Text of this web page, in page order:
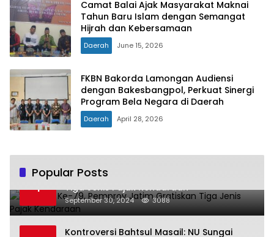
Camat Balai Ajak Masyarakat Maknai
Tahun Baru Islam dengan Semangat
Hijrah dan Kebersamaan
Daerah June 15, 2026
FKBN Bakorda Lamongan Audiensi
dengan Bakesbangpol, Perkuat Sinergi
Program Bela Negara di Daerah
Daerah April 28, 2026
Popular Posts
1
Hari Jadi Ke-79, Pemprov Jatim Gratiskan
Tiga Jenis Pajak Kendaraan
September 30, 2024 3088
Kontroversi Bahtsul Masail: NU Sungai